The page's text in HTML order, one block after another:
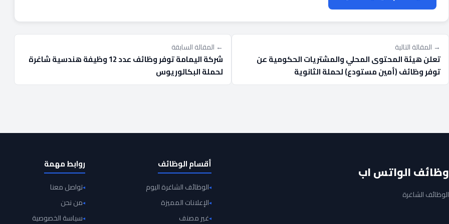
→ المقالة التالية
تعلن هيئة المحتوى المحلي والمشتريات الحكومية عن
توفر وظائف (أمين مستودع) لحملة الثانوية
← المقالة السابقة
شركة اليمامة توفر وظائف عدد 12 وظيفة هندسية شاغرة
لحملة البكالوريوس
وظائف الواتس اب
الوظائف الشاغرة
أقسام الوظائف
الوظائف الشاغرة اليوم
الإعلانات المميزة
غير مصنف
روابط مهمة
تواصل معنا
من نحن
سياسة الخصوصية